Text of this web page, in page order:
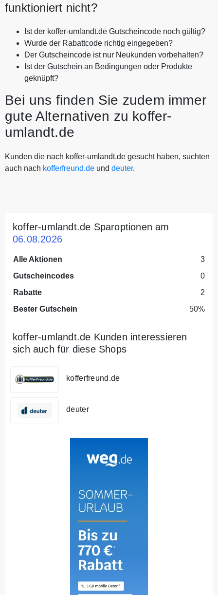
funktioniert nicht?
Ist der koffer-umlandt.de Gutscheincode noch gültig?
Wurde der Rabattcode richtig eingegeben?
Der Gutscheincode ist nur Neukunden vorbehalten?
Ist der Gutschein an Bedingungen oder Produkte
geknüpft?
Bei uns finden Sie zudem immer
gute Alternativen zu koffer-
umlandt.de
Kunden die nach koffer-umlandt.de gesucht haben, suchten
auch nach kofferfreund.de und deuter.
koffer-umlandt.de Sparoptionen am
06.08.2026
Alle Aktionen
3
Gutscheincodes
0
Rabatte
2
Bester Gutschein
50%
koffer-umlandt.de Kunden interessieren
sich auch für diese Shops
kofferfreund.de
deuter